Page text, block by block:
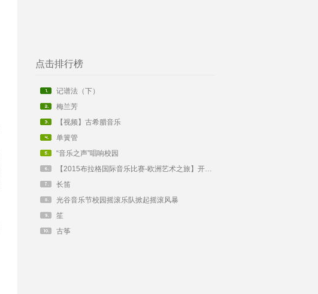
点击排行榜
记谱法（下）
梅兰芳
【视频】古希腊音乐
单簧管
“音乐之声”唱响校园
【2015布拉格国际音乐比赛-欧洲艺术之旅】开始报名啦！
长笛
光谷音乐节校园摇滚乐队掀起摇滚风暴
笙
古筝